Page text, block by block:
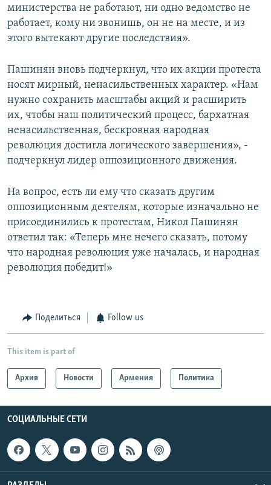
министерства не работают, ни одно ведомство не
работает, кому ни звонишь, он не на месте, и из
этого вытекают другие последствия».
Пашинян вновь подчеркнул, что их акции протеста
носят мирный, ненасильственных характер. «Нам
нужно сохранить масштабы акций и расширить
их, чтобы наш политический процесс, бархатная
ненасильственная, бескровная народная
революция достигла логического завершения», -
подчеркнул лидер оппозиционного движения.
На вопрос, есть ли ему что сказать другим
оппозиционным деятелям, которые изначально не
присоединились к протестам, Никол Пашинян
ответил так: «Теперь мне нечего сказать, потому
что народная революция уже началась, и народная
революция победит!»
Поделиться Follow us
This item is part of
Архив Новости Армения Политика
СОЦИАЛЬНЫЕ СЕТИ